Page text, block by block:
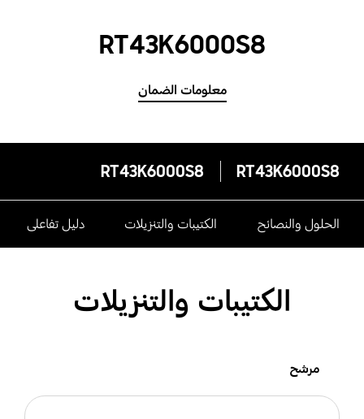
RT43K6000S8
معلومات الضمان
RT43K6000S8
RT43K6000S8
الحلول والنصائح الكتيبات والتنزيلات دليل تفاعلى
الكتيبات والتنزيلات
مرشح